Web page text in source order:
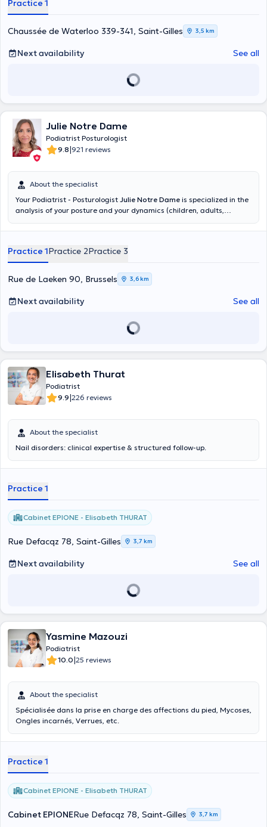
Practice 1
Chaussée de Waterloo 339-341, Saint-Gilles 3,5 km
Next availability See all
Julie Notre Dame
Podiatrist Posturologist
9.8|921 reviews
About the specialist
Your Podiatrist - Posturologist Julie Notre Dame is specialized in the
analysis of your posture and your dynamics (children, adults,
and back pain. The Posturologist is adapted to make postural
thoracic tensions, chronic pain. Through a complete examination,
she will be able to direct you to an appropriate multidisciplinary
team to relieve your pain. She performs pedicure (foot care, ingrown
toenails, corns, calluses). The making of orthonyxis, orthoplasty,
orthoplastics are part of her skills. Do not hesitate to make an
appointment to relieve all your foot, knee, hip or back pain!
Practice 1Practice 2Practice 3
Rue de Laeken 90, Brussels 3,6 km
Next availability See all
Elisabeth Thurat
Podiatrist
9.9|226 reviews
About the specialist
Nail disorders: clinical expertise & structured follow-up.
Practice 1
Cabinet EPIONE - Elisabeth THURAT
Rue Defacqz 78, Saint-Gilles 3,7 km
Next availability See all
Yasmine Mazouzi
Podiatrist
10.0|25 reviews
About the specialist
Spécialisée dans la prise en charge des affections du pied, Mycoses,
Ongles incarnés, Verrues, etc.
Practice 1
Cabinet EPIONE - Elisabeth THURAT
Cabinet EPIONERue Defacqz 78, Saint-Gilles 3,7 km